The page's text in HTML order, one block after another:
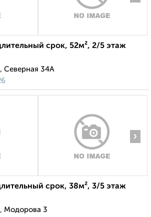
срок, 52м², 2/5 этаж
Северная 34А
›
срок, 38м², 3/5 этаж
Модорова 3